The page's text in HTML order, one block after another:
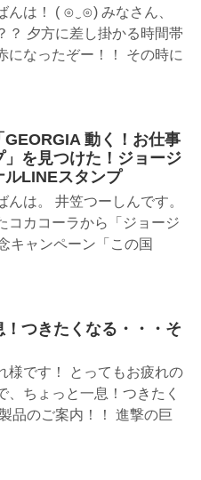
んは！ ( ⊙‿⊙) みなさん、
？ 夕方に差し掛かる時間帯
になったぞー！！ その時に
GEORGIA 動く！お仕事
」を見つけた！ジョージ
ルLINEスタンプ
んは。 井笠つーしんです。
コカコーラから「ジョージ
キャンペーン「この国
！つきたくなる・・・そ
様です！ とってもお疲れの
、ちょっと一息！つきたく
品のご案内！！ 進撃の巨